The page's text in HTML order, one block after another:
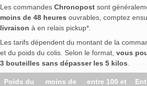
Les commandes Chronopost sont
moins de 48 heures ouvrables, comptez
livraison à en relais pickup*.
Les tarifs dépendent du montant de la
et du poids du colis. Selon le format, vous
3 bouteilles sans dépasser les 5 kilos
Poids du
moins de
entre 100 et